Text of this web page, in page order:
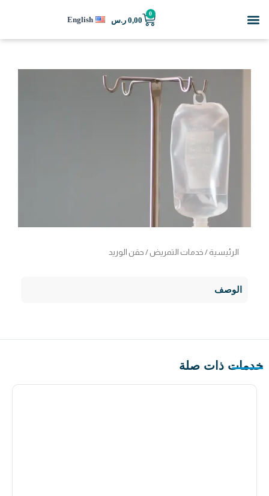
إلى Menu
0,00 ر.س
0
Cart
English
الرئيسية / خدمات التمريض / حقن الوريد
الوصف
خدمات ذات صلة